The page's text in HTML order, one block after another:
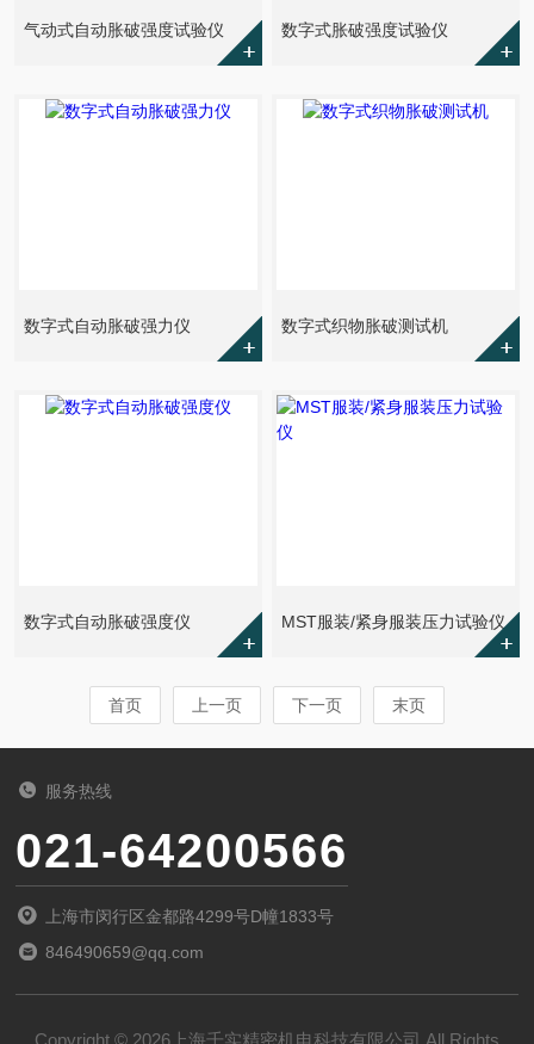
气动式自动胀破强度试验仪 数字式胀破强度试验仪
数字式自动胀破强力仪 数字式织物胀破测试机
数字式自动胀破强度仪 MST服装/紧身服装压力试验仪
首页 上一页 下一页 末页
服务热线
021-64200566
上海市闵行区金都路4299号D幢1833号
846490659@qq.com